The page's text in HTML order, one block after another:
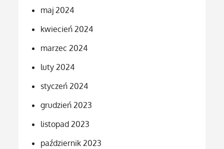
maj 2024
kwiecień 2024
marzec 2024
luty 2024
styczeń 2024
grudzień 2023
listopad 2023
październik 2023